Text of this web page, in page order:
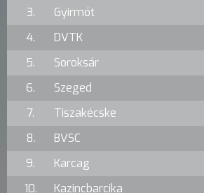
3.
Gyirmót
4.
DVTK
5.
Soroksár
6.
Szeged
7.
Tiszakécske
8.
BVSC
9.
Karcag
10.
Kazincbarcika